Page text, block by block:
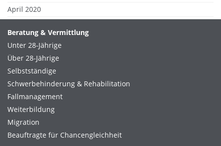
April 2020
Beratung & Vermittlung
Unter 28-Jährige
Über 28-Jährige
Selbstständige
Schwerbehinderung & Rehabilitation
Fallmanagement
Weiterbildung
Migration
Beauftragte für Chancengleichheit